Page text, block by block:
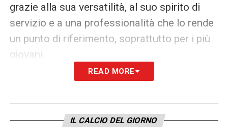
grazie alla sua versatilità, al suo spirito di
servizio e a una professionalità che lo rende
un punto di riferimento, soprattutto per i più
giovani.
Sul momento dell’Intere i margini di
«Sì, assolutamente. È normale sentire un po’
READ MORE
IL CALCIO DEL GIORNO